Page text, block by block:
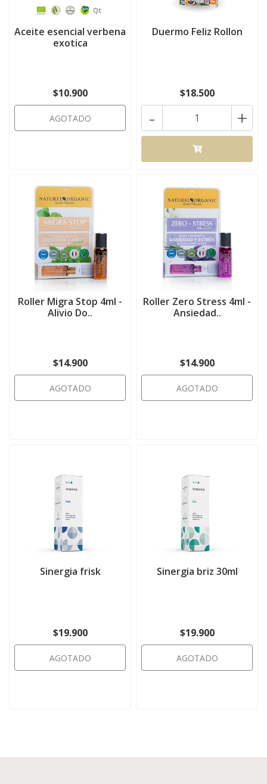
Aceite esencial verbena
exotica
$10.900
AGOTADO
Duermo Feliz Rollon
$18.500
+
-
Roller Migra Stop 4ml -
Alivio Do..
$14.900
AGOTADO
Roller Zero Stress 4ml -
Ansiedad..
$14.900
AGOTADO
Sinergia frisk
$19.900
AGOTADO
Sinergia briz 30ml
$19.900
AGOTADO